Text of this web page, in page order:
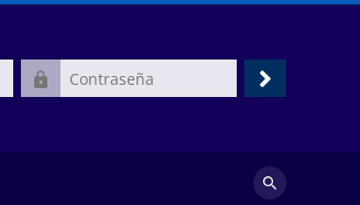
Contraseña
Acceder
Buscar